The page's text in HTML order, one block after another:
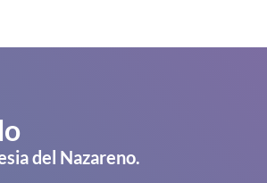
del Nazareno.